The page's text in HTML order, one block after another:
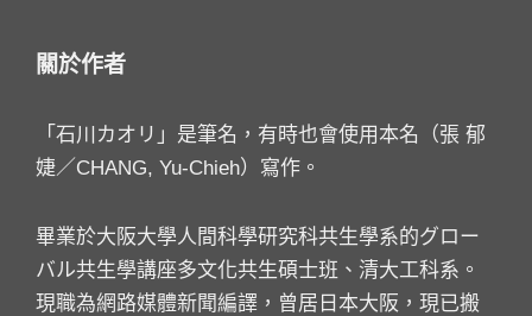
關於作者
「石川カオリ」是筆名，有時也會使用本名（張 郁
婕／CHANG, Yu-Chieh）寫作。
畢業於大阪大學人間科學研究科共生學系的グロー
バル共生學講座多文化共生碩士班、清大工科系。
現職為網路媒體新聞編譯，曾居日本大阪，現已搬